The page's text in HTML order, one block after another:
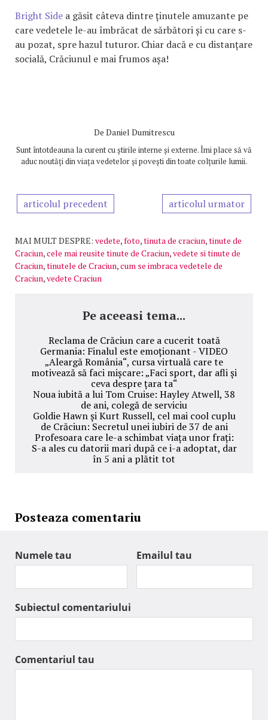
Bright Side a găsit câteva dintre ținutele amuzante pe
care vedetele le-au îmbrăcat de sărbători și cu care s-
au pozat, spre hazul tuturor. Chiar dacă e cu distanțare
socială, Crăciunul e mai frumos așa!
De Daniel Dumitrescu
Sunt întotdeauna la curent cu știrile interne și externe. Îmi place să vă
aduc noutăți din viața vedetelor și povești din toate colțurile lumii.
articolul precedent articolul urmator
MAI MULT DESPRE: vedete,foto,tinuta de craciun,tinute de
Craciun,cele mai reusite tinute de Craciun,vedete si tinute de
Craciun,tinutele de Craciun,cum se imbraca vedetele de
Craciun,vedete Craciun
Pe aceeasi tema...
Reclama de Crăciun care a cucerit toată
Germania: Finalul este emoționant - VIDEO
„Aleargă România“, cursa virtuală care te
motivează să faci mișcare: „Faci sport, dar afli și
ceva despre țara ta“
Noua iubită a lui Tom Cruise: Hayley Atwell, 38
de ani, colegă de serviciu
Goldie Hawn și Kurt Russell, cel mai cool cuplu
de Crăciun: Secretul unei iubiri de 37 de ani
Profesoara care le-a schimbat viața unor frați:
S-a ales cu datorii mari după ce i-a adoptat, dar
în 5 ani a plătit tot
Posteaza comentariu
Numele tau Emailul tau
Subiectul comentariului
Comentariul tau